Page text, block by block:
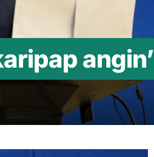
angin’